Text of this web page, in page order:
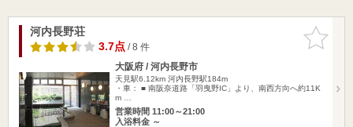
お気に入
りに追加
河内長野荘
3.7点/ 8 件
大阪府 / 河内長野市
天見駅6.12km 河内長野駅184m
・車： ■ 南阪奈道路「羽曳野IC」より、南西方向へ約11K
m …
営業時間 11:00～21:00
入浴料金 ～